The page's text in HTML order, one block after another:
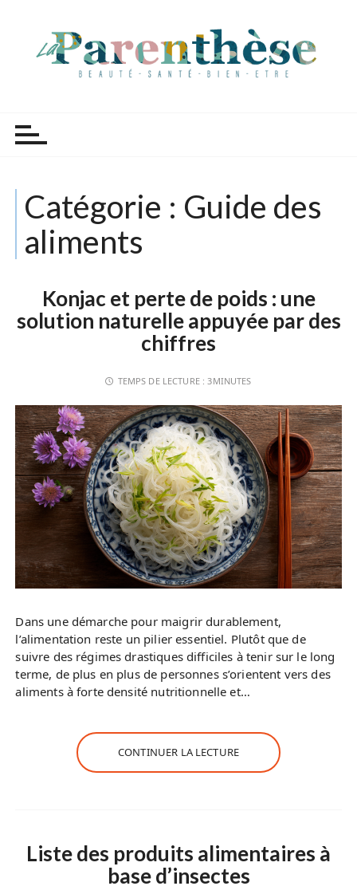
Catégorie : Guide des
aliments
Konjac et perte de poids : une
solution naturelle appuyée par des
chiffres
TEMPS DE LECTURE : 3MINUTES
Dans une démarche pour maigrir durablement,
l’alimentation reste un pilier essentiel. Plutôt que de
suivre des régimes drastiques difficiles à tenir sur le long
terme, de plus en plus de personnes s’orientent vers des
aliments à forte densité nutritionnelle et…
CONTINUER LA LECTURE
Liste des produits alimentaires à
base d’insectes